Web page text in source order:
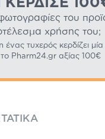
ΚΈΡΔΙΣΕ
του
χρήσης του;
τυχερός κερδίζει
Pharm24.gr αξίας 100€